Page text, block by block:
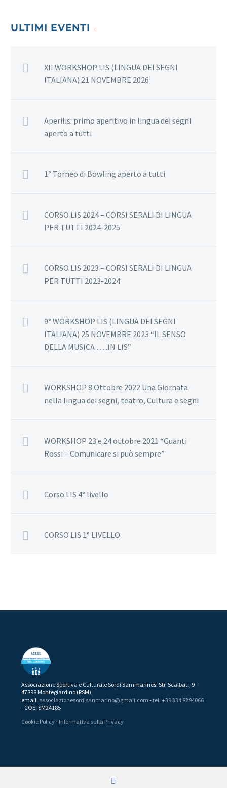
ULTIMI EVENTI
XII WORKSHOP LIS (LINGUA DEI SEGNI
ITALIANA) 21 NOVEMBRE 2026
Aperilis: primo aperitivo in lingua dei segni
aperto a tutti
1° Torneo di Bowling aperto a tutti
CORSO LIS 2024 – CORSI SERALI DI LINGUA
PER TUTTI 2024-2025
CORSO LIS 2023 – CORSI SERALI DI LINGUA
PER TUTTI 2023-2024
9° WORKSHOP LIS (LINGUA DEI SEGNI
ITALIANA) 25 NOVEMBRE 2023 “IL SENSO
DELLA MUSICA …..IN LIS”
WORKSHOP 8 Ottobre 2022 Una Giornata
nella lingua dei segni, teatro, Cultura e segni
WORKSHOP 23 e 24 ottobre 2021 “Guanti
Rossi – Comunicare si può sempre”
Corso LIS 4° livello
CORSO LIS 1° LIVELLO
Associazione Sportiva e Culturale Sordi Sammarinesi Str. Scalbati, 9 –
47898 Montegiardino (RSM)
email. associazionesordisanmarino@gmail.com -tel. +39 334 8294066
- COE: SM24185
Cookie Policy- Informativa sulla Privacy